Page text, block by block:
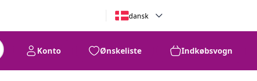
dansk
Konto Ønskeliste Indkøbsvogn